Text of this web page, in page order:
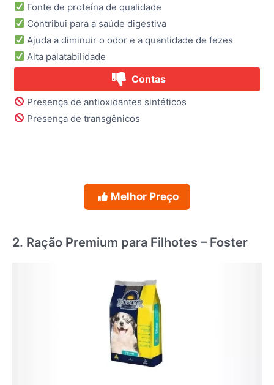
Fonte de proteína de qualidade
Contribui para a saúde digestiva
Ajuda a diminuir o odor e a quantidade de fezes
Alta palatabilidade
Contas
Presença de antioxidantes sintéticos
Presença de transgênicos
Melhor Preço
2. Ração Premium para Filhotes – Foster